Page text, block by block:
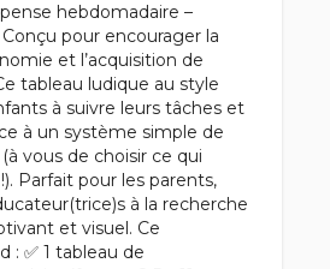
hebdomadaire –
pour encourager la
et l’acquisition de
tableau ludique au style
à suivre leurs tâches et
à un système simple de
vous de choisir ce qui
Parfait pour les parents,
à la recherche
et visuel. Ce
✅ 1 tableau de